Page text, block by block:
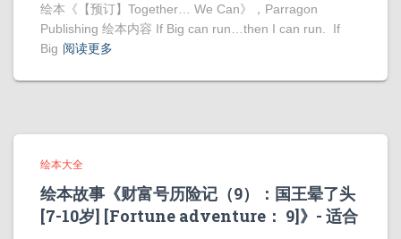
绘本《【预订】Together… We Can》，Parragon
Publishing 绘本内容 If Big can run…then I can run. If
Big 阅读更多
绘本大全
绘本故事《财富号历险记（9）：国王晕了头
[7-10岁] [Fortune adventure： 9]》- 适合